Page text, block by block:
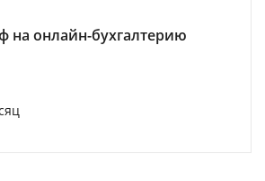
на онлайн-бухгалтерию